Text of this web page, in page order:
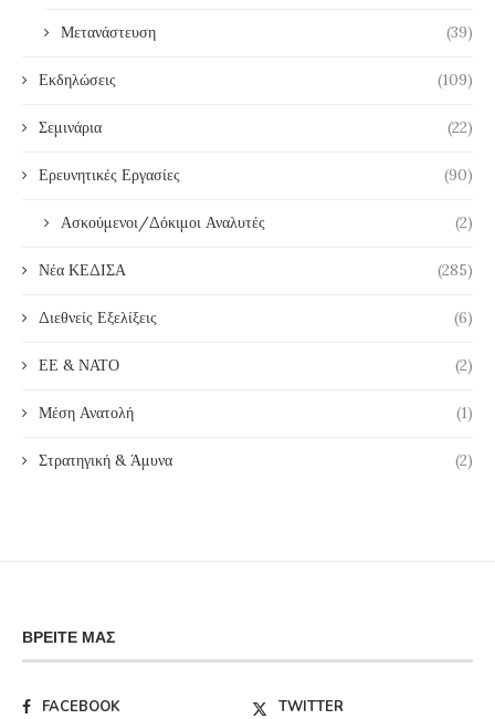
Μετανάστευση (39)
Εκδηλώσεις (109)
Σεμινάρια (22)
Ερευνητικές Εργασίες (90)
Ασκούμενοι/Δόκιμοι Αναλυτές (2)
Νέα ΚΕΔΙΣΑ (285)
Διεθνείς Εξελίξεις (6)
ΕΕ & ΝΑΤΟ (2)
Μέση Ανατολή (1)
Στρατηγική & Άμυνα (2)
ΒΡΕΊΤΕ ΜΑΣ
FACEBOOK
TWITTER